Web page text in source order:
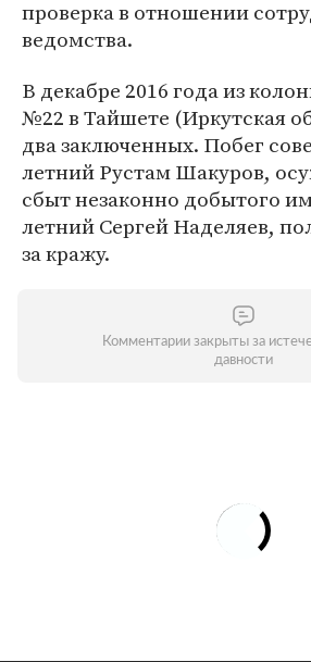
проверка в отношении
ведомства.
В декабре 2016 года из
№22 в Тайшете (Иркутская
два заключенных. Побег
летний Рустам Шакуров,
сбыт незаконно добытого
летний Сергей Наделяев,
за кражу.
Комментарии закрыты за
давности